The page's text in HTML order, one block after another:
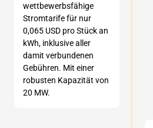
wettbewerbsfähige
Stromtarife für nur
0,065 USD pro Stück an
kWh, inklusive aller
damit verbundenen
Gebühren. Mit einer
robusten Kapazität von
20 MW.